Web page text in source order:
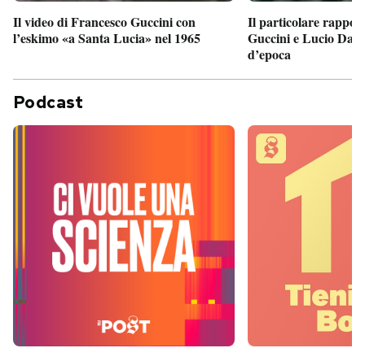
Il video di Francesco Guccini con
l’eskimo «a Santa Lucia» nel 1965
Il particolare
Guccini e Lucio
d’epoca
Podcast